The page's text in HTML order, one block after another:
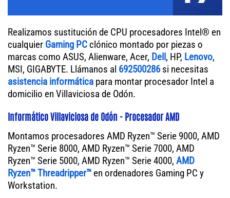
Realizamos sustitución de CPU procesadores Intel® en
cualquier Gaming PC clónico montado por piezas o
marcas como ASUS, Alienware, Acer, Dell, HP, Lenovo,
MSI, GIGABYTE. Llámanos al 692500286si necesitas
asistencia informática para montar procesador Intel a
domicilio en Villaviciosa de Odón.
Informático Villaviciosa de Odón - Procesador AMD
Montamos procesadores AMD Ryzen™ Serie 9000, AMD
Ryzen™ Serie 8000, AMD Ryzen™ Serie 7000, AMD
Ryzen™ Serie 5000, AMD Ryzen™ Serie 4000, AMD
Ryzen™ Threadripper™ en ordenadores Gaming PC y
Workstation.